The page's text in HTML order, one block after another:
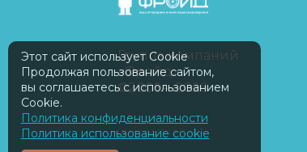
Группа компаний
«Фройд»
©2009—2026
ISOMORPH
Этот сайт использует Cookie
Продолжая пользование сайтом,
вы соглашаетесь с использованием
Cookie.
Политика конфиденциальности
Политика использование cookie